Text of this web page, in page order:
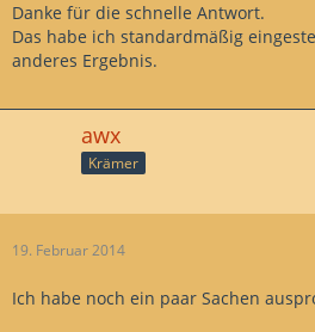
Danke für die schnelle Antwort.
Das habe ich standardmäßig
anderes Ergebnis.
awx
Krämer
19. Februar 2014
Ich habe noch ein paar Sachen